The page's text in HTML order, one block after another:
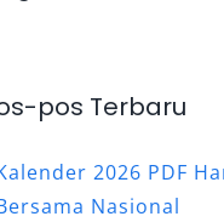
pos Terbaru
2026 PDF
Nasional